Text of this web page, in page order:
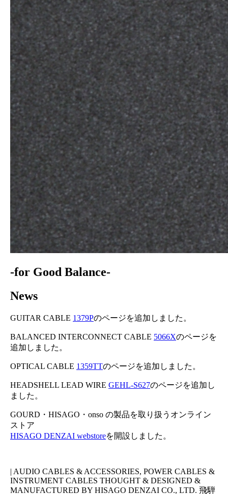
-for Good Balance-
News
GUITAR CABLE 1379Pのページを追加しました。
BALANCED INTERCONNECT CABLE 5066Xのページを
追加しました。
OPTICAL CABLE 1359TTのページを追加しました。
HEADSHELL LEAD WIRE GEHL-S627のページを追加し
ました。
GOURD・HISAGO・onso の製品を取り扱うオンライン
ストア
HISAGO DENZAI webstoreを開設しました。
| AUDIO CABLES & ACCESSORIES, POWER CABLES &
INSTRUMENT CABLES THOUGHT & DESIGNED &
MANUFACTURED BY HISAGO DENZAI CO., LTD. 飛騨